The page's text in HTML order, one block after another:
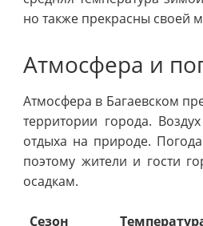
но также прекрасны своей
Атмосфера и
Атмосфера в Багаевском
территории города.
отдыха на природе.
поэтому жители и гости
осадкам.
Сезон